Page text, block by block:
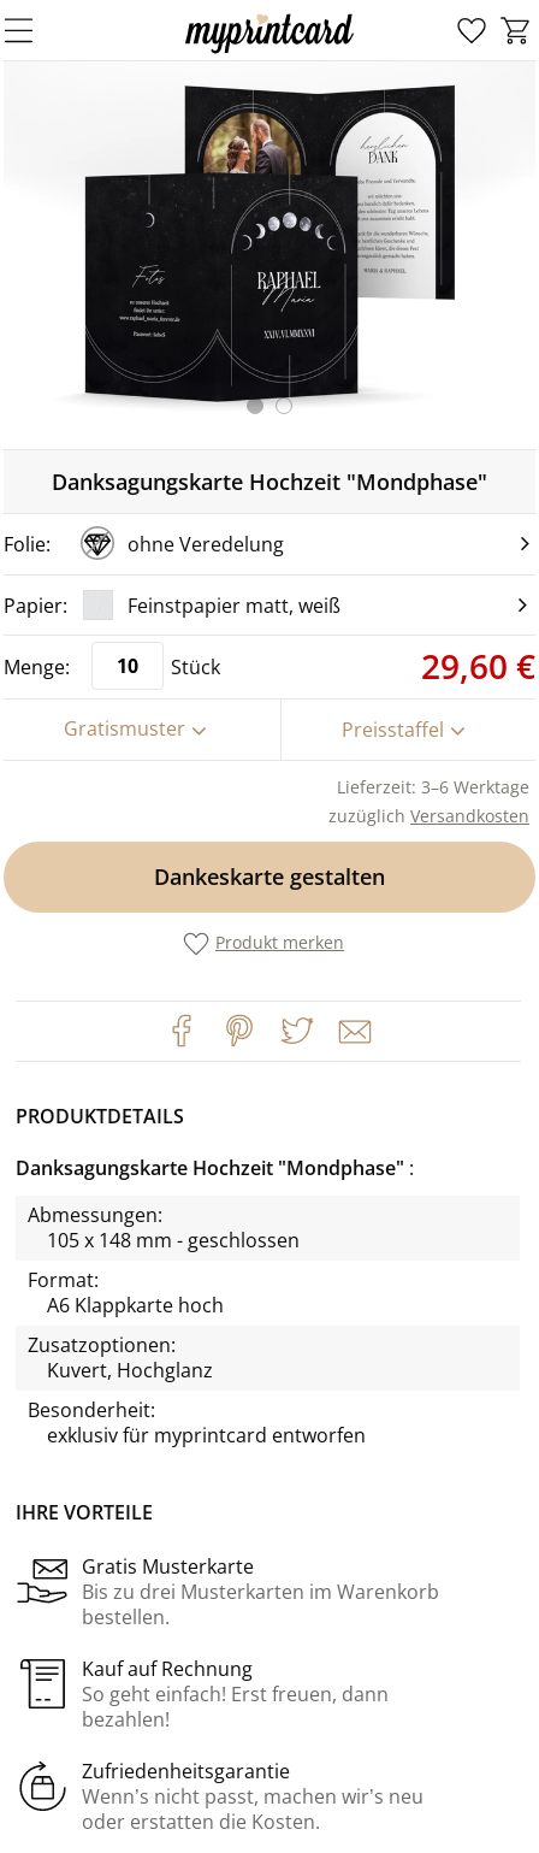
Danksagungskarte Hochzeit "Mondphase"
ohne Veredelung
Feinstpapier matt, weiß
Stück 29,60 €
Gratismuster Preisstaffel
Lieferzeit: 3–6 Werktage
zuzüglich Versandkosten
Dankeskarte gestalten
Produkt merken
IHRE VORTEILE
Gratis Musterkarte
Bis zu drei Musterkarten im Warenkorb
bestellen.
Kauf auf Rechnung
So geht einfach! Erst freuen, dann
bezahlen!
Zufriedenheitsgarantie
Wenn’s nicht passt, machen wir’s neu
oder erstatten die Kosten.
PRODUKTDETAILS
Danksagungskarte Hochzeit "Mondphase"
Abmessungen:
105 x 148 mm - geschlossen
Format:
A6 Klappkarte hoch
Zusatzoptionen:
Kuvert, Hochglanz
Besonderheit:
exklusiv für myprintcard entworfen